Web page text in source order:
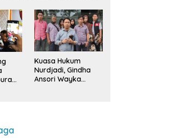
Kuasa Hukum
Nurdjadi, Gindha
Ansori Wayka